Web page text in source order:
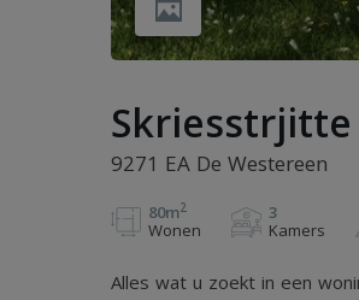
Skriesstrjitte
9271 EA De Westereen
80m2
Wonen
3
Kamers
Alles wat u zoekt in een